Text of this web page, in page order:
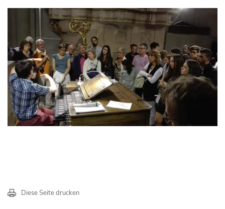
Diese Seite drucken